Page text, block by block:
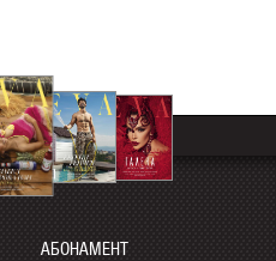
АБОНАМЕНТ